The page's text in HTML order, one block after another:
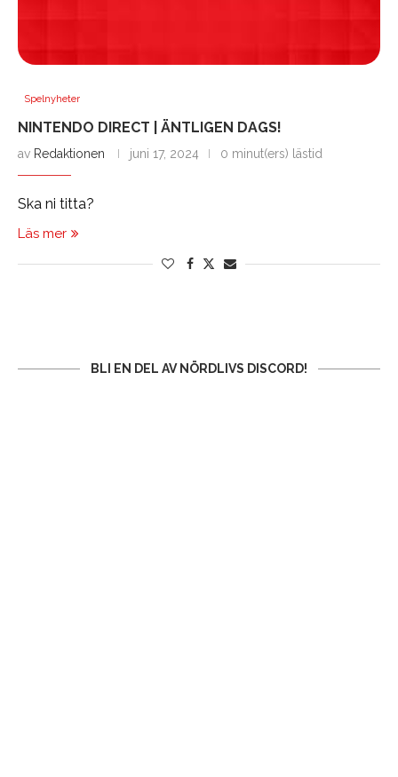
Spelnyheter
NINTENDO DIRECT | ÄNTLIGEN DAGS!
av Redaktionen juni 17, 2024 0 minut(ers) lästid
Ska ni titta?
Läs mer
BLI EN DEL AV NÖRDLIVS DISCORD!